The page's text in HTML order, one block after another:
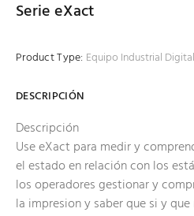
Serie eXact
Product Type: Equipo Industrial Digital
DESCRIPCIÓN
Descripción
Use eXact para medir y
el estado en relación con los
los operadores gestionar y
la impresion y saber que si y